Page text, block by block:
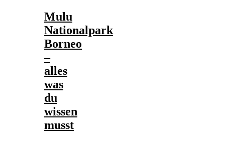
Mulu
Nationalpark
Borneo
–
alles
was
du
wissen
musst